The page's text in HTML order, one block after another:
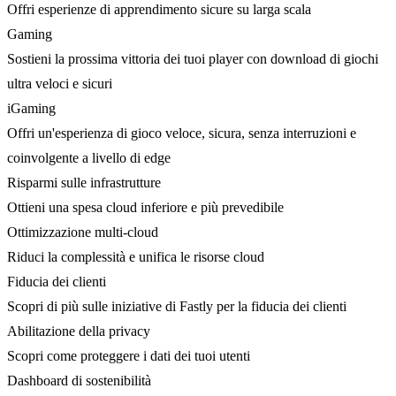
Offri esperienze di apprendimento sicure su larga scala
Gaming
Sostieni la prossima vittoria dei tuoi player con download di giochi
ultra veloci e sicuri
iGaming
Offri un'esperienza di gioco veloce, sicura, senza interruzioni e
coinvolgente a livello di edge
Risparmi sulle infrastrutture
Ottieni una spesa cloud inferiore e più prevedibile
Ottimizzazione multi-cloud
Riduci la complessità e unifica le risorse cloud
Fiducia dei clienti
Scopri di più sulle iniziative di Fastly per la fiducia dei clienti
Abilitazione della privacy
Scopri come proteggere i dati dei tuoi utenti
Dashboard di sostenibilità